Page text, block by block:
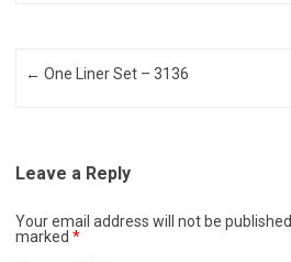
Post navigation
← One Liner Set – 3136
Leave a Reply
Your email address will not be published.
marked *